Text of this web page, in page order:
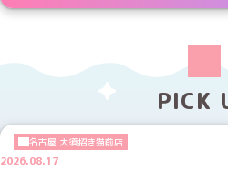
PICK
名古屋 大須招き猫前店
2026.08.17